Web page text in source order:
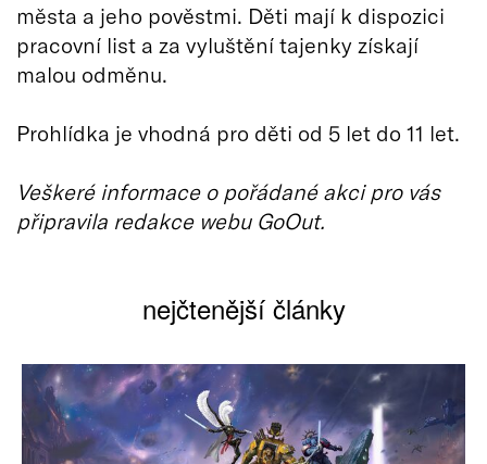
města a jeho pověstmi. Děti mají k dispozici
pracovní list a za vyluštění tajenky získají
malou odměnu.
Prohlídka je vhodná pro děti od 5 let do 11 let.
Veškeré informace o pořádané akci pro vás
připravila redakce webu GoOut.
nejčtenější články